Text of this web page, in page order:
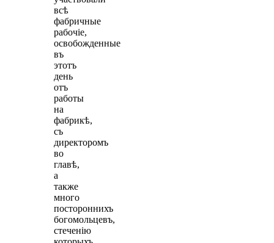
всѣ
фабричные
рабочiе,
освобожденные
въ
этотъ
день
отъ
работы
на
фабрикѣ,
съ
директоромъ
во
главѣ,
а
также
много
постороннихъ
богомольцевъ,
стеченiю